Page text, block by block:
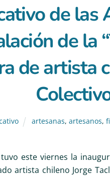
de
de la
de artista
artesanas, artesanos,
este viernes la
artista chileno Jorge